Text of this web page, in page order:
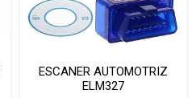
ESCANER AUTOMOTRIZ
ELM327